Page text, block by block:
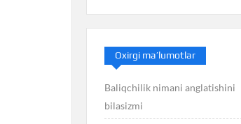
Oxirgi ma’lumotlar
Baliqchilik nimani anglatishini
bilasizmi